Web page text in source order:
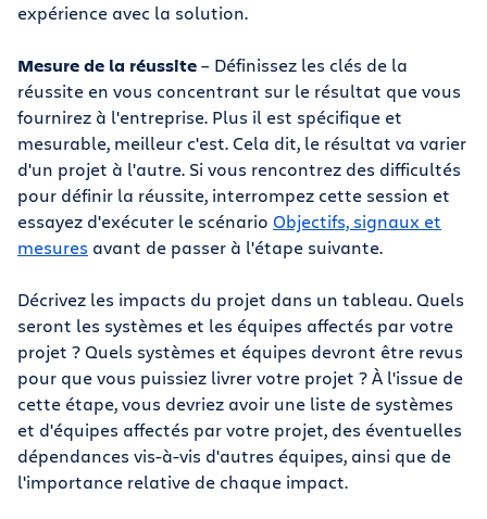
expérience avec la solution.
Mesure de la réussite– Définissez les clés de la
réussite en vous concentrant sur le résultat que vous
fournirez à l'entreprise. Plus il est spécifique et
mesurable, meilleur c'est. Cela dit, le résultat va varier
d'un projet à l'autre. Si vous rencontrez des difficultés
pour définir la réussite, interrompez cette session et
essayez d'exécuter le scénario Objectifs, signaux et
mesures avant de passer à l'étape suivante.
Décrivez les impacts du projet dans un tableau. Quels
seront les systèmes et les équipes affectés par votre
projet ? Quels systèmes et équipes devront être revus
pour que vous puissiez livrer votre projet ? À l'issue de
cette étape, vous devriez avoir une liste de systèmes
et d'équipes affectés par votre projet, des éventuelles
dépendances vis-à-vis d'autres équipes, ainsi que de
l'importance relative de chaque impact.